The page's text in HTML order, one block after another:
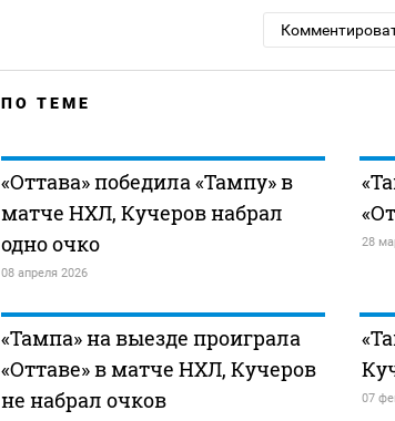
ПО ТЕМЕ
«Оттава» победила «Тампу» в
матче НХЛ, Кучеров набрал
одно очко
08 апреля 2026
28
«Тампа» на выезде проиграла
«Оттаве» в матче НХЛ, Кучеров
не набрал очков
07